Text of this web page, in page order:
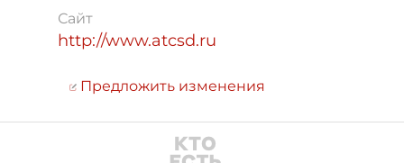
Сайт
http://www.atcsd.ru
Предложить изменения